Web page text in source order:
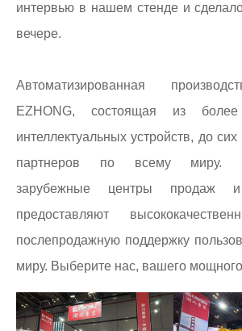
интервью в нашем стенде и
вечере.
Автоматизированная
EZHONG, состоящая из
интеллектуальных устройств, до
партнеров по всему миру.
зарубежные центры продаж и
предоставляют
послепродажную поддержку
миру. Выберите нас, вашего